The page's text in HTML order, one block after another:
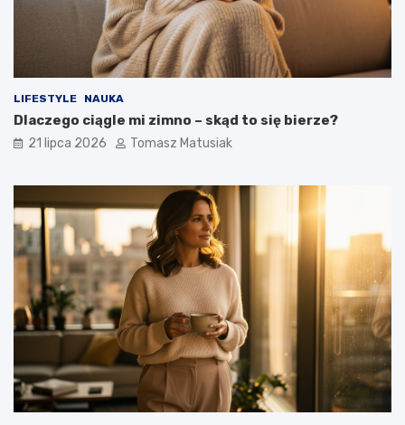
LIFESTYLE NAUKA
Dlaczego ciągle mi zimno – skąd to się bierze?
21 lipca 2026 Tomasz Matusiak